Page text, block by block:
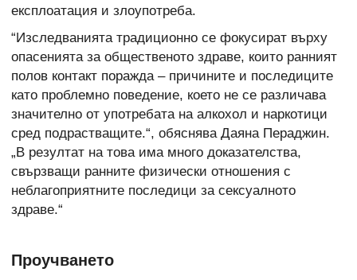
експлоатация и злоупотреба.
“Изследванията традиционно се фокусират върху
опасенията за общественото здраве, които ранният
полов контакт поражда – причините и последиците
като проблемно поведение, което не се различава
значително от употребата на алкохол и наркотици
сред подрастващите.“, обяснява Даяна Пераджин.
„В резултат на това има много доказателства,
свързващи ранните физически отношения с
неблагоприятните последици за сексуалното
здраве.“
Проучването